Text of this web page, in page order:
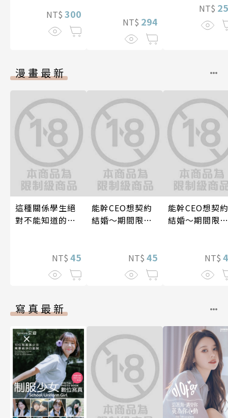
NT$ 300
NT$ 294
NT$
漫畫最新
這種關係學生絕
對不能知道的
兩人是甜蜜的現
在進行式～ 05
NT$ 45
能幹CEO想契約
結婚～期間限定
NT$ 45
能幹CEO想契約
結婚～期間限定
NT$
寫真最新